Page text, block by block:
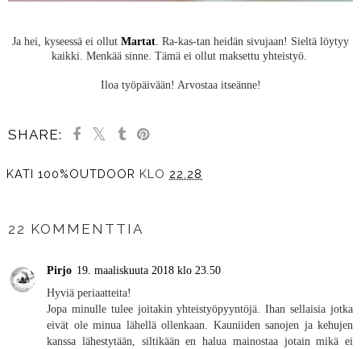
Ja hei, kyseessä ei ollut Martat. Ra-kas-tan heidän sivujaan! Sieltä löytyy
kaikki. Menkää sinne. Tämä ei ollut maksettu yhteistyö.
Iloa työpäivään! Arvostaa itseänne!
SHARE:
KATI 100%OUTDOOR KLO 22.28
22 KOMMENTTIA
Pirjo 19. maaliskuuta 2018 klo 23.50
Hyviä periaatteita!
Jopa minulle tulee joitakin yhteistyöpyyntöjä. Ihan sellaisia jotka
eivät ole minua lähellä ollenkaan. Kauniiden sanojen ja kehujen
kanssa lähestytään, siltikään en halua mainostaa jotain mikä ei